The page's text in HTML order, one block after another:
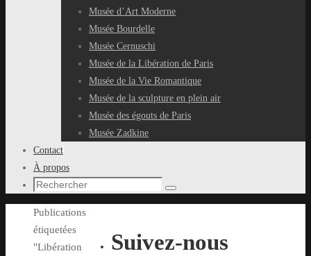
Musée d’Art Moderne
Musée Bourdelle
Musée Cernuschi
Musée de la Libération de Paris
Musée de la Vie Romantique
Musée de la sculpture en plein air
Musée des égouts de Paris
Musée Zadkine
Contact
À propos
Recherche
:
Rechercher
Accueil
Publications
étiquetées
"Libération
Suivez-nous